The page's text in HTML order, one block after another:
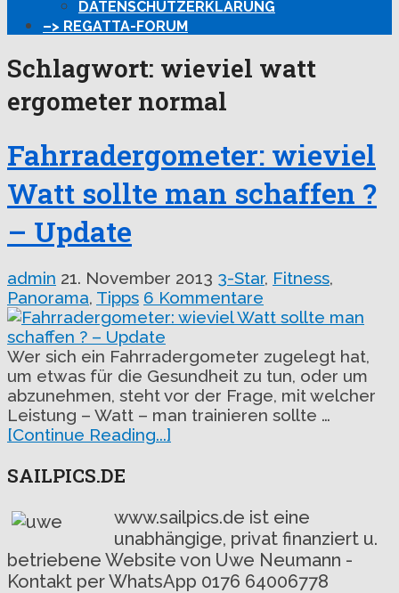
DATENSCHUTZERKLÄRUNG
–> REGATTA-FORUM
Schlagwort: wieviel watt
ergometer normal
Fahrradergometer: wieviel
Watt sollte man schaffen ?
– Update
admin 21. November 2013 3-Star, Fitness,
Panorama, Tipps 6 Kommentare
Wer sich ein Fahrradergometer zugelegt hat,
um etwas für die Gesundheit zu tun, oder um
abzunehmen, steht vor der Frage, mit welcher
Leistung – Watt – man trainieren sollte …
[Continue Reading...]
SAILPICS.DE
www.sailpics.de ist eine
unabhängige, privat finanziert u.
betriebene Website von Uwe Neumann -
Kontakt per WhatsApp 0176 64006778